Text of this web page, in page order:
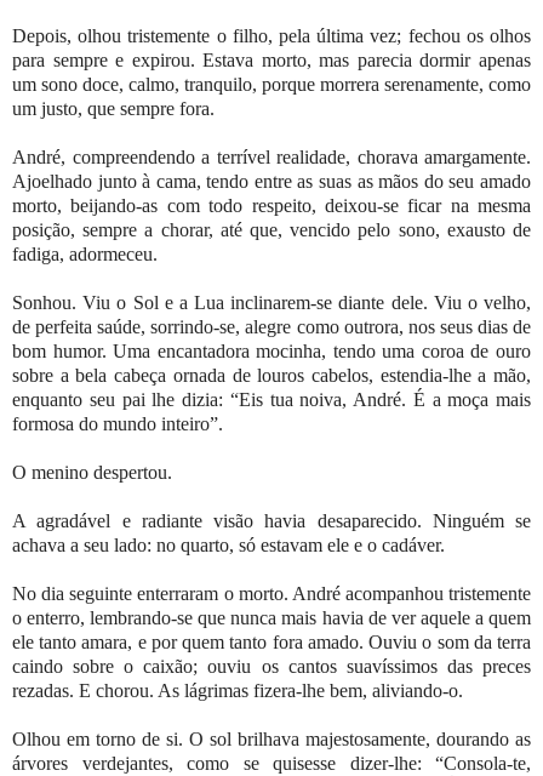
Depois, olhou tristemente o filho, pela última vez; fechou os olhos
para sempre e expirou. Estava morto, mas parecia dormir apenas
um sono doce, calmo, tranquilo, porque morrera serenamente, como
um justo, que sempre fora.
André, compreendendo a terrível realidade, chorava amargamente.
Ajoelhado junto à cama, tendo entre as suas as mãos do seu amado
morto, beijando-as com todo respeito, deixou-se ficar na mesma
posição, sempre a chorar, até que, vencido pelo sono, exausto de
fadiga, adormeceu.
Sonhou. Viu o Sol e a Lua inclinarem-se diante dele. Viu o velho,
de perfeita saúde, sorrindo-se, alegre como outrora, nos seus dias de
bom humor. Uma encantadora mocinha, tendo uma coroa de ouro
sobre a bela cabeça ornada de louros cabelos, estendia-lhe a mão,
enquanto seu pai lhe dizia: “Eis tua noiva, André. É a moça mais
formosa do mundo inteiro”.
O menino despertou.
A agradável e radiante visão havia desaparecido. Ninguém se
achava a seu lado: no quarto, só estavam ele e o cadáver.
No dia seguinte enterraram o morto. André acompanhou tristemente
o enterro, lembrando-se que nunca mais havia de ver aquele a quem
ele tanto amara, e por quem tanto fora amado. Ouviu o som da terra
caindo sobre o caixão; ouviu os cantos suavíssimos das preces
rezadas. E chorou. As lágrimas fizera-lhe bem, aliviando-o.
Olhou em torno de si. O sol brilhava majestosamente, dourando as
árvores verdejantes, como se quisesse dizer-lhe: “Consola-te,